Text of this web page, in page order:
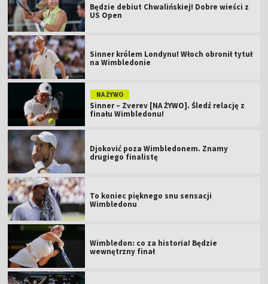
Będzie debiut Chwalińskiej! Dobre wieści z
US Open
Sinner królem Londynu! Włoch obronił tytuł
na Wimbledonie
NA ŻYWO
Sinner – Zverev [NA ŻYWO]. Śledź relację z
finału Wimbledonu!
Djoković poza Wimbledonem. Znamy
drugiego finalistę
To koniec pięknego snu sensacji
Wimbledonu
Wimbledon: co za historia! Będzie
wewnętrzny finał